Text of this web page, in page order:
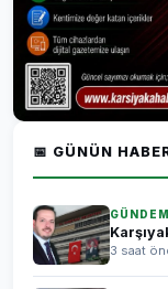
📅 GÜNÜN
GÜNDEM
3 saat